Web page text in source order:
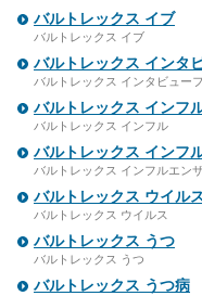
バルトレックス イブ
バルトレックス イブ
バルトレックス インタ
バルトレックス インタビュー
バルトレックス インフ
バルトレックス インフル
バルトレックス インフ
バルトレックス インフルエン
バルトレックス ウイル
バルトレックス ウイルス
バルトレックス うつ
バルトレックス うつ
バルトレックス うつ病